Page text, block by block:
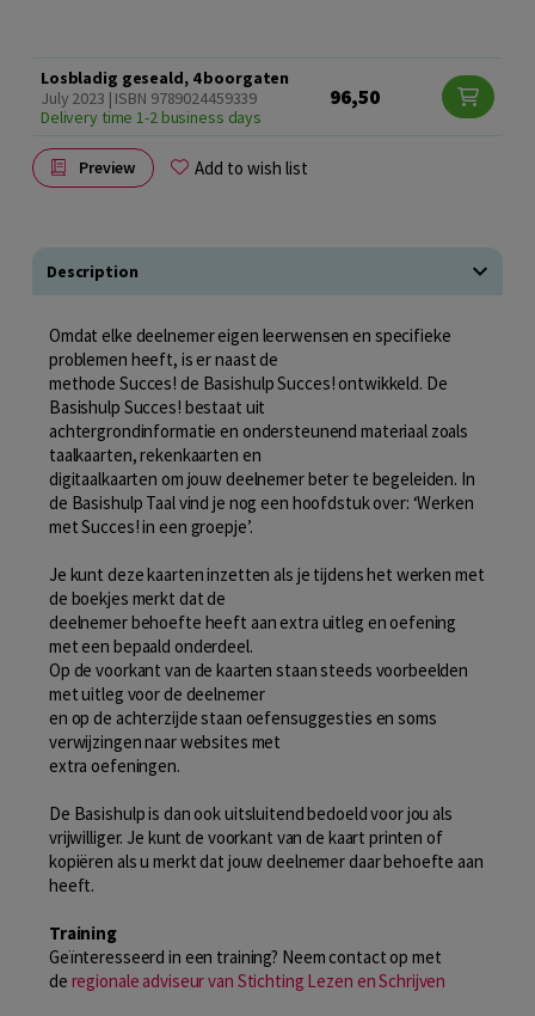
Losbladig geseald, 4 boorgaten
July 2023 | ISBN 9789024459339
Delivery time 1-2 business days
96,50
Preview Add to wish list
Description
Omdat elke deelnemer eigen leerwensen en specifieke
problemen heeft, is er naast de
methode Succes! de Basishulp Succes! ontwikkeld. De
Basishulp Succes! bestaat uit
achtergrondinformatie en ondersteunend materiaal zoals
taalkaarten, rekenkaarten en
digitaalkaarten om jouw deelnemer beter te begeleiden. In
de Basishulp Taal vind je nog een hoofdstuk over: ‘Werken
met Succes! in een groepje’.
Je kunt deze kaarten inzetten als je tijdens het werken met
de boekjes merkt dat de
deelnemer behoefte heeft aan extra uitleg en oefening
met een bepaald onderdeel.
Op de voorkant van de kaarten staan steeds voorbeelden
met uitleg voor de deelnemer
en op de achterzijde staan oefensuggesties en soms
verwijzingen naar websites met
extra oefeningen.
De Basishulp is dan ook uitsluitend bedoeld voor jou als
vrijwilliger. Je kunt de voorkant van de kaart printen of
kopiëren als u merkt dat jouw deelnemer daar behoefte aan
heeft.
Training
Geïnteresseerd in een training? Neem contact op met
de regionale adviseur van Stichting Lezen en Schrijven